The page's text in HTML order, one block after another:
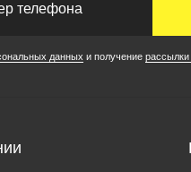
данных и получение